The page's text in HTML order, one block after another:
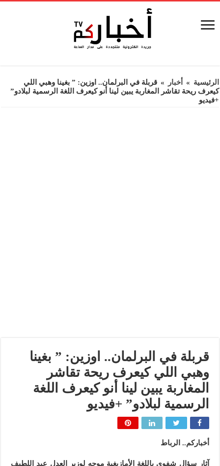
الرئيسية » أخبار » قربلة في البرلمان.. اوزين: ” بغينا وهبي اللي
كيعرف ريحة تقاشر المغاربة يبين لينا أنو كيعرف اللغة الرسمية لبلادو”
+فيديو
قربلة في البرلمان.. اوزين: ” بغينا
وهبي اللي كيعرف ريحة تقاشر
المغاربة يبين لينا أنو كيعرف اللغة
الرسمية لبلادو” +فيديو
أخباركم.. الرباط
آثار سؤال شفوي باللغة الأمازيغية موجه لوزير العدل عبد اللطيف